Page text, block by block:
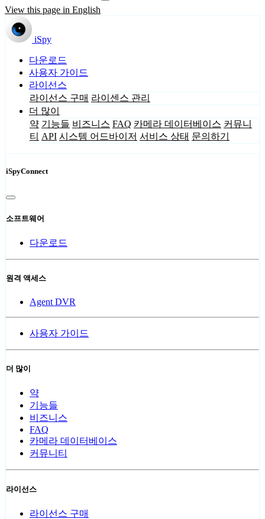
View this page in English
iSpy
다운로드
사용자 가이드
라이선스
라이선스 구매 라이센스 관리
더 많이
약 기능들 비즈니스 FAQ 카메라 데이터베이스 커뮤니
티 API 시스템 어드바이저 서비스 상태 문의하기
iSpyConnect
소프트웨어
다운로드
원격 액세스
Agent DVR
사용자 가이드
더 많이
약
기능들
비즈니스
FAQ
카메라 데이터베이스
커뮤니티
라이선스
라이선스 구매